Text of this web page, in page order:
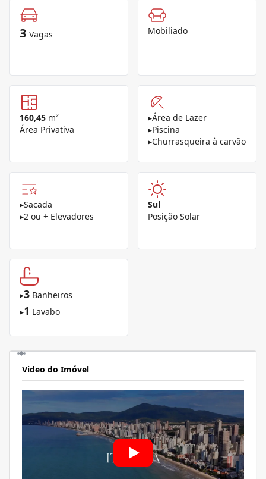
3 Vagas Mobiliado
160,45 m²
Área Privativa
▸Área de Lazer
▸Piscina
▸Churrasqueira à carvão
▸Sacada
▸2 ou + Elevadores
Sul
Posição Solar
▸3 Banheiros
▸1 Lavabo
Video do Imóvel